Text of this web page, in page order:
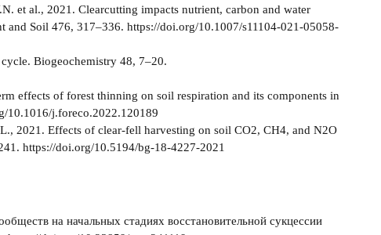
et al., 2021. Clearcutting impacts nutrient, carbon and water
and Soil 476, 317–336. https://doi.org/10.1007/s11104-021-05058-
Biogeochemistry 48, 7–20.
effects of forest thinning on soil respiration and its components in
10.1016/j.foreco.2022.120189
2021. Effects of clear-fell harvesting on soil CO2, CH4, and N2O
https://doi.org/10.5194/bg-18-4227-2021
на начальных стадиях восстановительной сукцессии